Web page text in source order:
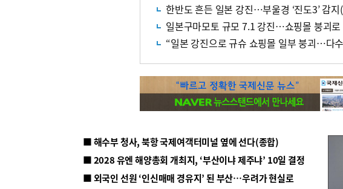
한반도 흔든 일본 강진…부울경 ‘진도3’ 감지
일본구마모토 규모 7.1 강진…쇼핑몰 붕괴
“일본 강진으로 규슈 쇼핑몰 일부 붕괴…다
■ 해수부 청사, 북항 국제여객터미널 옆에 선다(종합)
■ 2028 유엔 해양총회 개최지, ‘부산이냐 제주냐’ 10일 결정
■ 외국인 선원 ‘인신매매 경유지’ 된 부산…우려가 현실로